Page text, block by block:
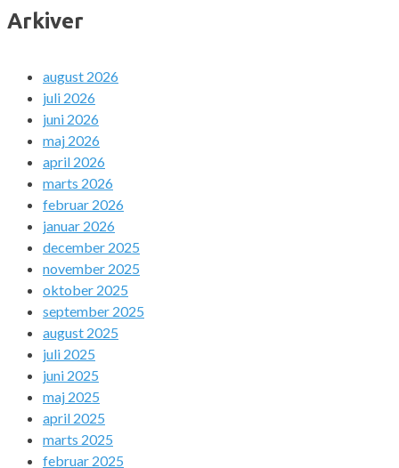
Arkiver
august 2026
juli 2026
juni 2026
maj 2026
april 2026
marts 2026
februar 2026
januar 2026
december 2025
november 2025
oktober 2025
september 2025
august 2025
juli 2025
juni 2025
maj 2025
april 2025
marts 2025
februar 2025